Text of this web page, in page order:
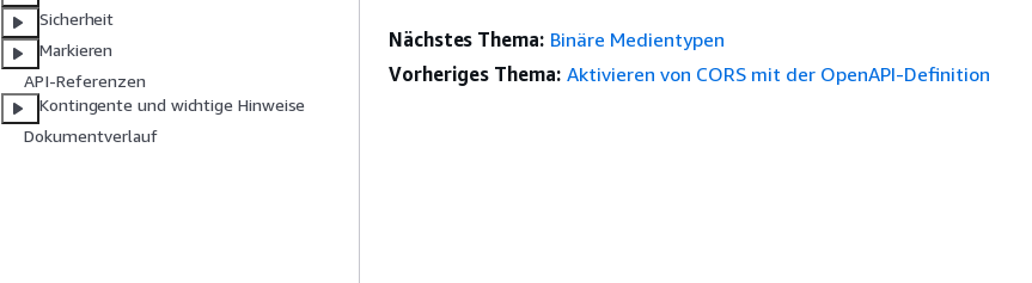
Sicherheit
Markieren
API-Referenzen
Kontingente und wichtige Hinweise
Dokumentverlauf
Nächstes Thema: Binäre Medientypen
Vorheriges Thema: Aktivieren von CORS mit der OpenAPI-Definition